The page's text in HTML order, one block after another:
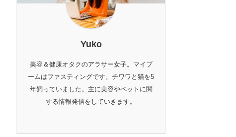
Yuko
美容＆健康オタクのアラサー女子。マイブ
ームはファスティングです。チワワと猫を5
年飼っていました。主に美容やペットに関
する情報発信をしていきます。